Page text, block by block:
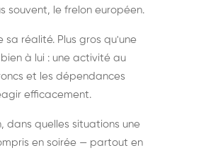
souvent, le frelon européen.
réalité. Plus gros qu'une
à lui : une activité au
et les dépendances
efficacement.
dans quelles situations une
en soirée — partout en